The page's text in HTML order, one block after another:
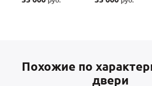
Похожие по
двери